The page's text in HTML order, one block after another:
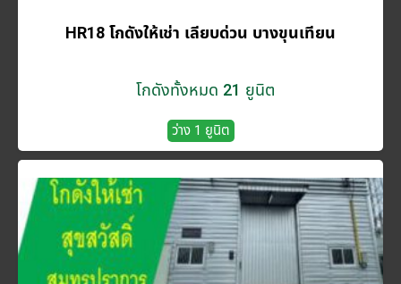
HR18 โกดังให้เช่า เลียบด่วน บางขุนเทียน
โกดังทั้งหมด 21 ยูนิต
ว่าง 1 ยูนิต